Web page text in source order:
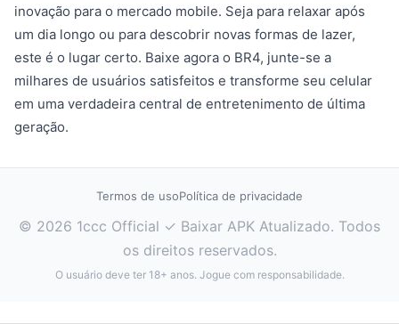
inovação para o mercado mobile. Seja para relaxar após
um dia longo ou para descobrir novas formas de lazer,
este é o lugar certo. Baixe agora o BR4, junte-se a
milhares de usuários satisfeitos e transforme seu celular
em uma verdadeira central de entretenimento de última
geração.
Termos de usoPolítica de privacidade
© 2026 1ccc Official ✓ Baixar APK Atualizado. Todos
os direitos reservados.
O usuário deve ter 18+ anos. Jogue com responsabilidade.